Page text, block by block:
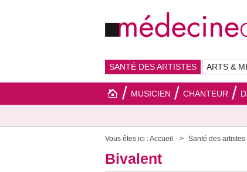
SANTÉ DES ARTISTES ARTS &
MUSICIEN CHANTEUR
Vous êtes ici :Accueil Santé des artistes
Bivalent